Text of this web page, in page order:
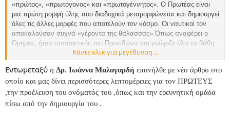
«πρώτος», «πρωτόγονος» και «πρωτογέννητος». Ο Πρωτέας είναι
μια πρώτη μορφή ύλης που διαδοχικά μεταμορφώνεται και δημιουργεί
όλες τις άλλες μορφές που αποτελούν τον κόσμο. Οι ναυτικοί τον
αποκαλούσαν συχνά «γέροντα της θάλασσας».Όπως αναφέρει ο
Όμηρος, ήταν υποτακτικός του Ποσειδώνα και γνώριζε όλα τα βάθη
της θάλασσας και τα μυστικά τους.
Πρωτέαςείναι και το όνομα του πρώτου Ελληνικού Ηλεκτρονικού
Ψηφιακού Υπολογιστή Γενικής Χρήσης με εκτυπωτή και οθόνη ως
περιφερειακά, προϊόν πρωτοπόραςτεχνολογικής ανάπτυξης στον
τομέα των ηλεκτρονικών υπολογιστών.
Κάντε κλικ για μεγέθυνση ...
Εντωμεταξύ η Δρ. Ιωάννα Μαλαγαρδή επανήλθε με νέο άρθρο στο
οποίο και μας δίνει περισσότερες λεπτομέρειες για τον ΠΡΩΤΕΥΣ
,την προέλευση του ονόματός του ,όπως και την ερευνητική ομάδα
πίσω από την δημιουργία του .